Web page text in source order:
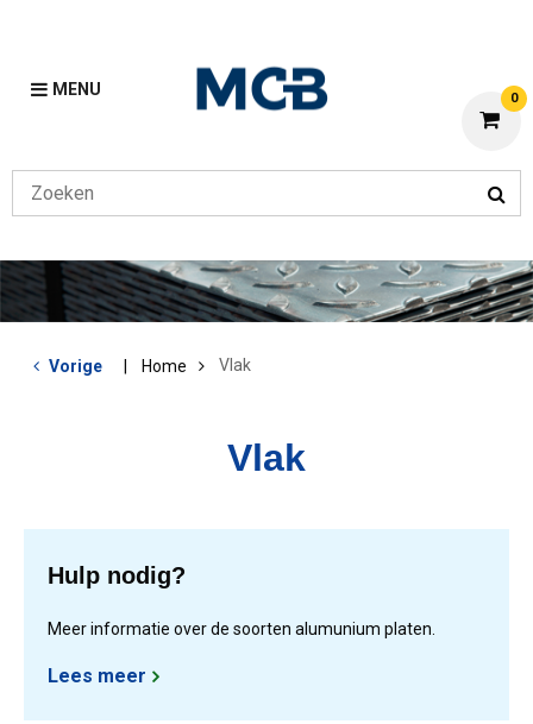
MENU 0
Vorige Home Vlak
Vlak
Hulp nodig?
Meer informatie over de soorten alumunium platen.
Lees meer